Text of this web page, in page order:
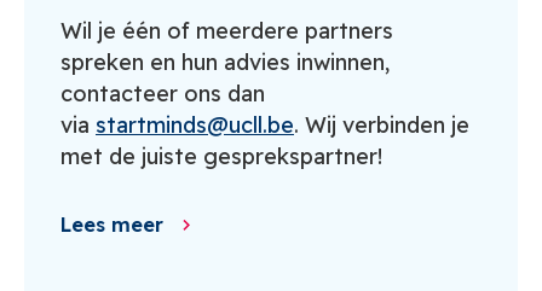
Wil je één of meerdere partners
spreken en hun advies inwinnen,
contacteer ons dan
via startminds@ucll.be. Wij verbinden je
met de juiste gesprekspartner!
Lees meer